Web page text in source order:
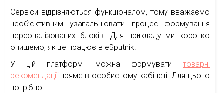
Сервіси відрізняються функціоналом, тому вважаємо
необ’єктивним узагальнювати процес формування
персоналізованих блоків. Для прикладу ми коротко
опишемо, як це працює в eSputnik.
У цій платформі можна формувати товарні
рекомендаціїпрямо в особистому кабінеті. Для цього
потрібно: